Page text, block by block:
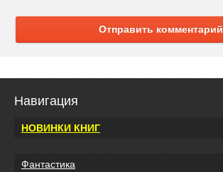
Отправить комментарий
Навигация
НОВИНКИ КНИГ
Фантастика